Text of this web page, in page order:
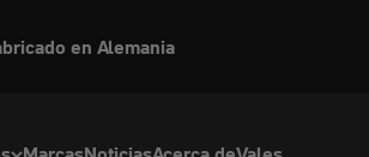
en Alemania